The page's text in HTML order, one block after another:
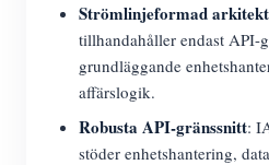
Strömlinjeformad
tillhandahåller endast API-
grundläggande
affärslogik.
Robusta API-gränssnitt:
stöder enhetshantering,